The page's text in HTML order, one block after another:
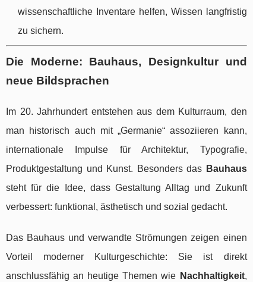
wissenschaftliche Inventare helfen, Wissen langfristig
zu sichern.
Die Moderne: Bauhaus, Designkultur und
neue Bildsprachen
Im 20. Jahrhundert entstehen aus dem Kulturraum, den
man historisch auch mit „Germanie“ assoziieren kann,
internationale Impulse für Architektur, Typografie,
Produktgestaltung und Kunst. Besonders das Bauhaus
steht für die Idee, dass Gestaltung Alltag und Zukunft
verbessert: funktional, ästhetisch und sozial gedacht.
Das Bauhaus und verwandte Strömungen zeigen einen
Vorteil moderner Kulturgeschichte: Sie ist direkt
anschlussfähig an heutige Themen wie Nachhaltigkeit,